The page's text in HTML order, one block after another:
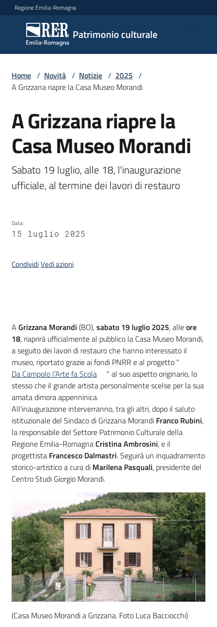
Vai al contenuto
Vai alla navigazione
Vai al footer
Regione Emilia-Romagna
Patrimonio culturale
Patrimonio
culturale
Argomenti
Novità
Servizi
Leggi
Piani
Progetti
Mediateca
Giuseppe
Guglielmi
Seguici
su
Home / Novità / Notizie / 2025 /
A Grizzana riapre la Casa Museo Morandi
Salta al contenuto
A Grizzana riapre la
Casa Museo Morandi
Sabato 19 luglio, alle 18, l'inaugurazione
ufficiale, al termine dei lavori di restauro
Data:
15 luglio 2025
CondividiVedi azioni
Introduzione
A Grizzana Morandi (BO),sabato 19 luglio 2025, alleore
18, riaprirà ufficialmente al pubblico la Casa Museo Morandi,
a seguito dei lavori di restauro che hanno interessato il
museo, riportato grazie ai fondi PNRR e al progetto "
Da Campolo l'Arte fa Scola
" al suo aspetto originario, lo
stesso che il grande artista personalmente scelse per la sua
amata dimora appenninica.
All'inaugurazione interverranno, tra gli altri, dopo il saluto
istituzionale del Sindaco di Grizzana Morandi Franco Rubini,
la responsabile del Settore Patrimonio Culturale della
Regione Emilia-RomagnaCristina Ambrosini, e il
progettista Francesco Dalmastri. Seguirà un inquadramento
storico-artistico a cura di Marilena Pasquali, presidente del
Centro Studi Giorgio Morandi.
(Casa Museo Morandi a Grizzana. Foto Luca Bacciocchi)